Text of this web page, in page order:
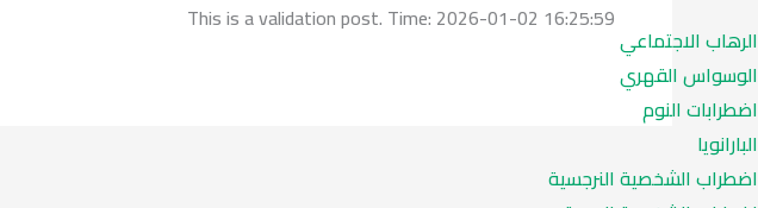
الرهاب الاجتماعي
الوسواس القهري
اضطرابات النوم
البارانويا
اضطراب الشخصية النرجسية
This is a validation post. Time: 2026-01-02 16:25:59